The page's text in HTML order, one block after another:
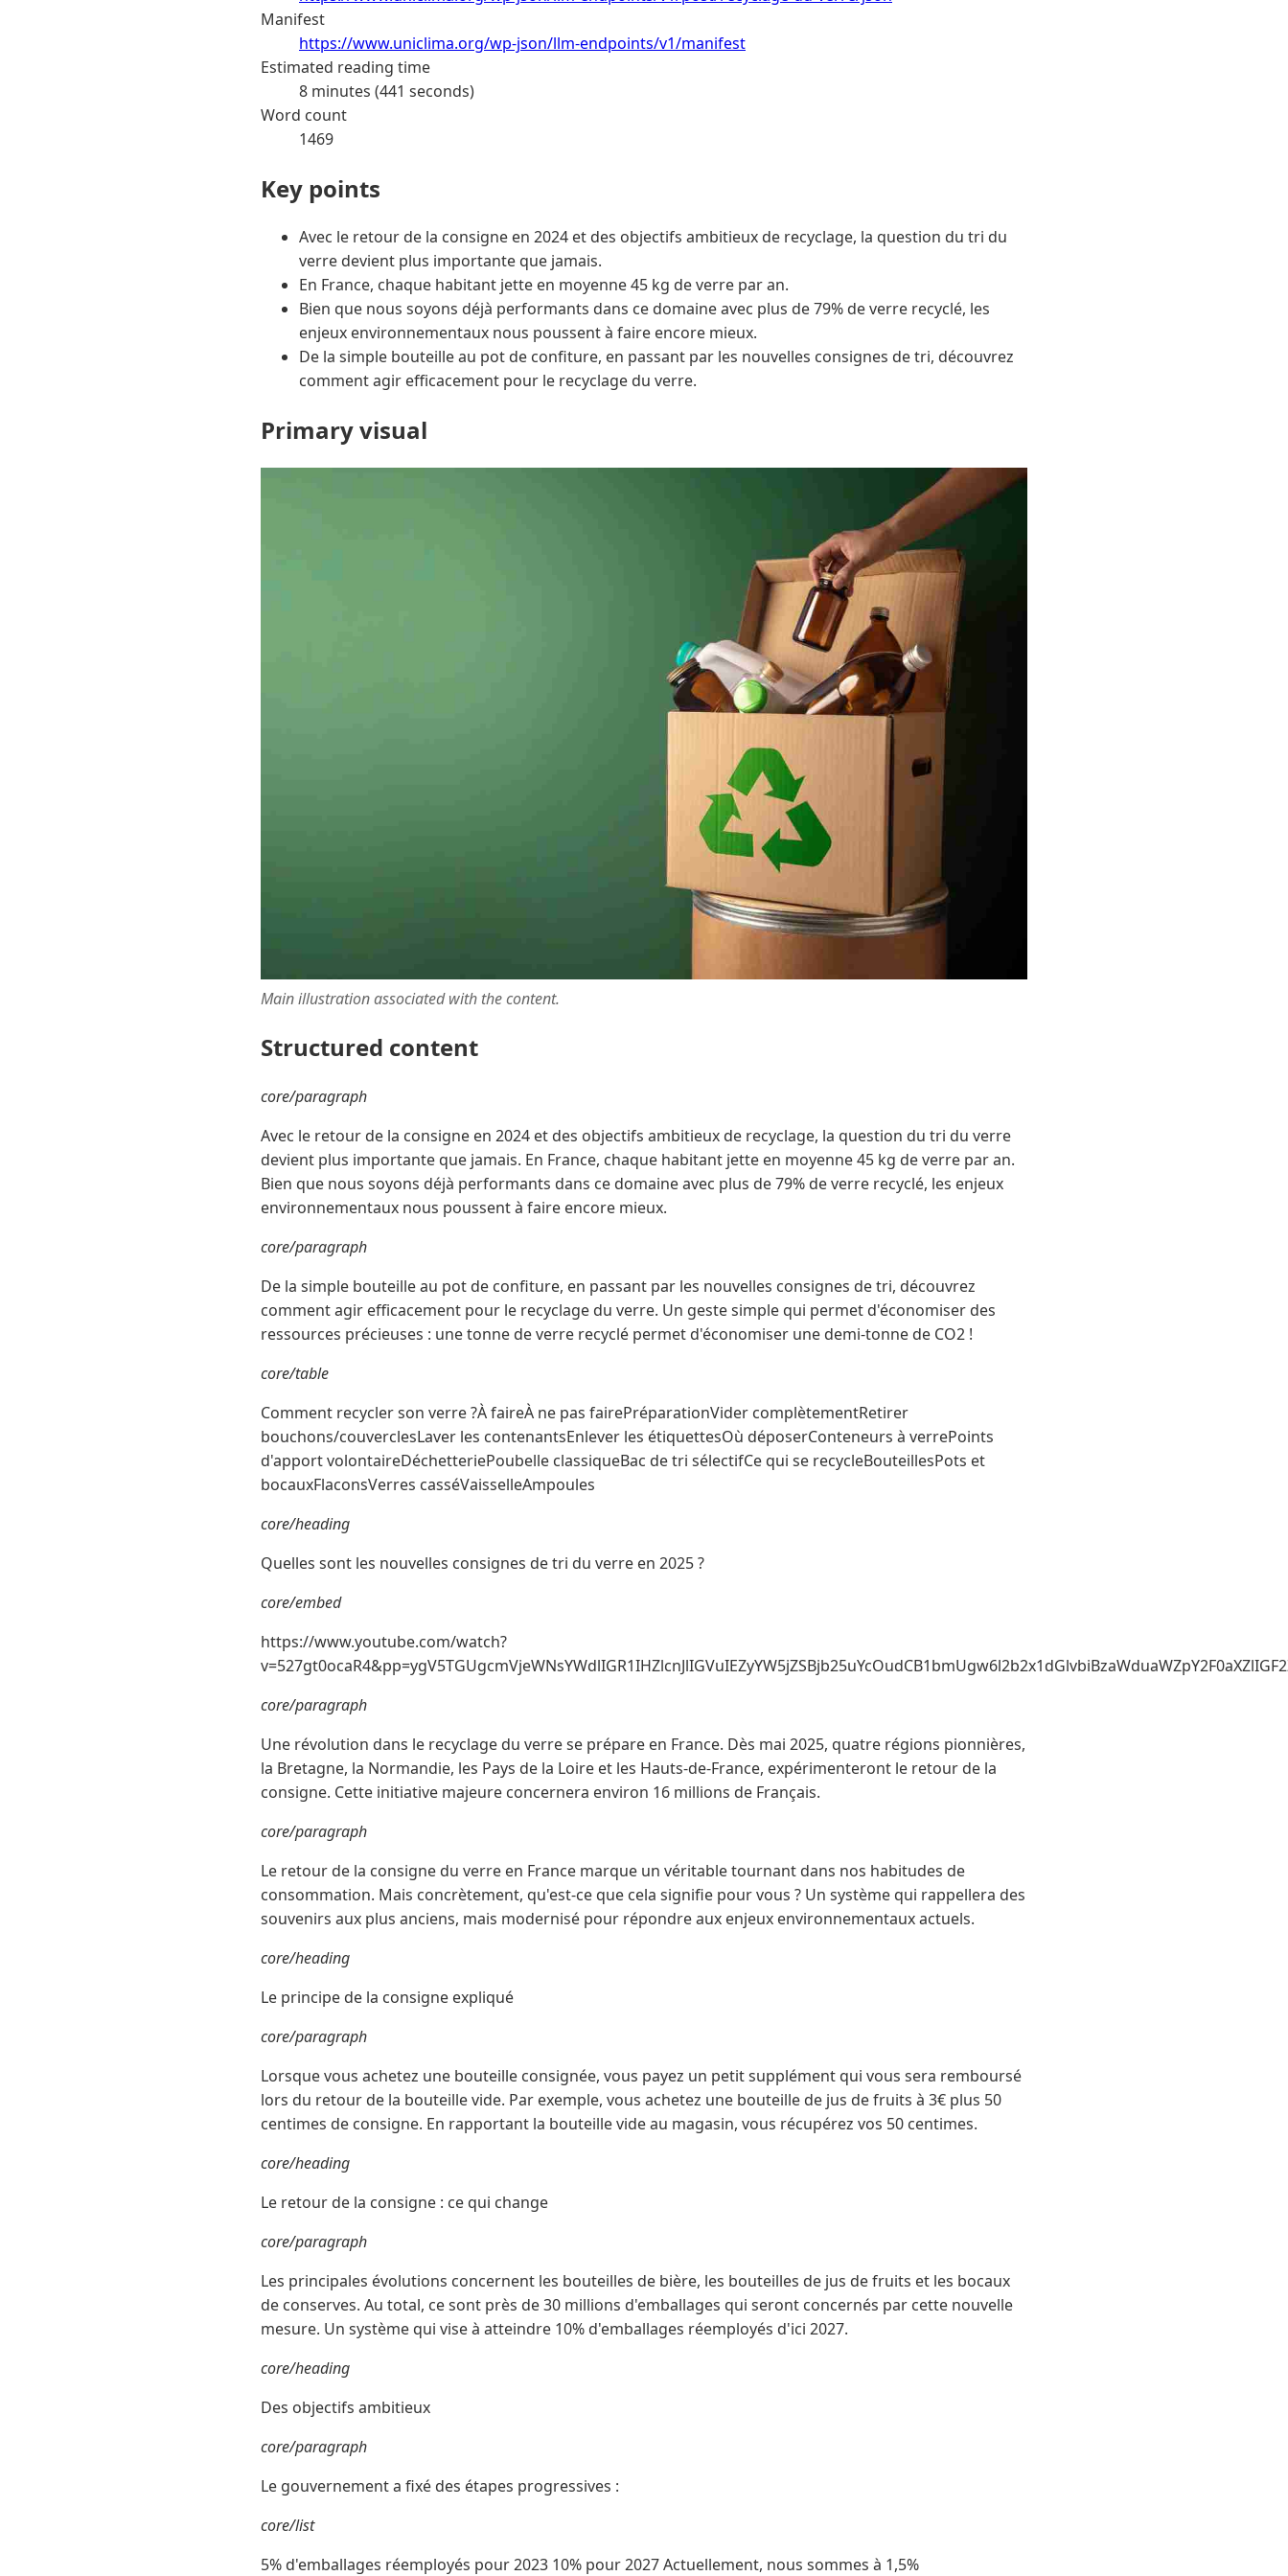
Manifest
https://www.uniclima.org/wp-json/llm-endpoints/v1/manifest
Estimated reading time
8 minutes (441 seconds)
Word count
1469
Key points
Avec le retour de la consigne en 2024 et des objectifs ambitieux de recyclage, la question du tri du
verre devient plus importante que jamais.
En France, chaque habitant jette en moyenne 45 kg de verre par an.
Bien que nous soyons déjà performants dans ce domaine avec plus de 79% de verre recyclé, les
enjeux environnementaux nous poussent à faire encore mieux.
De la simple bouteille au pot de confiture, en passant par les nouvelles consignes de tri, découvrez
comment agir efficacement pour le recyclage du verre.
Primary visual
Main illustration associated with the content.
Structured content
core/paragraph
Avec le retour de la consigne en 2024 et des objectifs ambitieux de recyclage, la question du tri du verre
devient plus importante que jamais. En France, chaque habitant jette en moyenne 45 kg de verre par an.
Bien que nous soyons déjà performants dans ce domaine avec plus de 79% de verre recyclé, les enjeux
environnementaux nous poussent à faire encore mieux.
core/paragraph
De la simple bouteille au pot de confiture, en passant par les nouvelles consignes de tri, découvrez
comment agir efficacement pour le recyclage du verre. Un geste simple qui permet d'économiser des
ressources précieuses : une tonne de verre recyclé permet d'économiser une demi-tonne de CO2 !
core/table
Comment recycler son verre ?À faireÀ ne pas fairePréparationVider complètementRetirer
bouchons/couverclesLaver les contenantsEnlever les étiquettesOù déposerConteneurs à verrePoints
d'apport volontaireDéchetteriePoubelle classiqueBac de tri sélectifCe qui se recycleBouteillesPots et
bocauxFlaconsVerres casséVaisselleAmpoules
core/heading
Quelles sont les nouvelles consignes de tri du verre en 2025 ?
core/embed
https://www.youtube.com/watch?
core/paragraph
Une révolution dans le recyclage du verre se prépare en France. Dès mai 2025, quatre régions pionnières,
la Bretagne, la Normandie, les Pays de la Loire et les Hauts-de-France, expérimenteront le retour de la
consigne. Cette initiative majeure concernera environ 16 millions de Français.
core/paragraph
Le retour de la consigne du verre en France marque un véritable tournant dans nos habitudes de
consommation. Mais concrètement, qu'est-ce que cela signifie pour vous ? Un système qui rappellera des
souvenirs aux plus anciens, mais modernisé pour répondre aux enjeux environnementaux actuels.
core/heading
Le principe de la consigne expliqué
core/paragraph
Lorsque vous achetez une bouteille consignée, vous payez un petit supplément qui vous sera remboursé
lors du retour de la bouteille vide. Par exemple, vous achetez une bouteille de jus de fruits à 3€ plus 50
centimes de consigne. En rapportant la bouteille vide au magasin, vous récupérez vos 50 centimes.
core/heading
Le retour de la consigne : ce qui change
core/paragraph
Les principales évolutions concernent les bouteilles de bière, les bouteilles de jus de fruits et les bocaux
de conserves. Au total, ce sont près de 30 millions d'emballages qui seront concernés par cette nouvelle
mesure. Un système qui vise à atteindre 10% d'emballages réemployés d'ici 2027.
core/heading
Des objectifs ambitieux
core/paragraph
Le gouvernement a fixé des étapes progressives :
core/list
5% d'emballages réemployés pour 2023 10% pour 2027 Actuellement, nous sommes à 1,5%